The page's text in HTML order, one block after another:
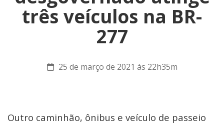
três veículos na BR-
277
25 de março de 2021 às 22h35m
Outro caminhão, ônibus e veículo de passeio